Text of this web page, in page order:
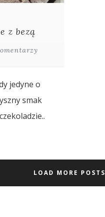
z bezą
jedyne o
smak
LOAD MORE POSTS